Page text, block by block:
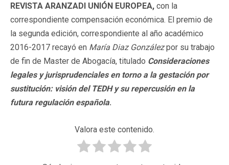
REVISTA ARANZADI UNIÓN EUROPEA, con la
correspondiente compensación económica. El premio de
la segunda edición, correspondiente al año académico
2016-2017 recayó en María Diaz Gonzálezpor su trabajo
de fin de Master de Abogacía, titulado Consideraciones
legales y jurisprudenciales en torno a la gestación por
sustitución: visión del TEDH y su repercusión en la
futura regulación española.
Valora este contenido.